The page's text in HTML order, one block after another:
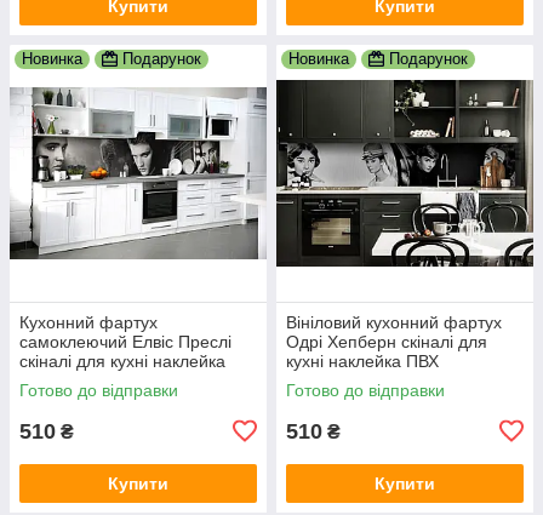
Купити Купити
Новинка Подарунок
Кухонний фартух
самоклеючий Елвіс Преслі
скіналі для кухні наклейка
ПВХ ретро співаки сірий
600х2000 мм
Готово до відправки
510 ₴
Купити
Новинка Подарунок
Вініловий кухонний фартух
Одрі Хепберн скіналі для
кухні наклейка ПВХ
персонажі ретро Чорно-білий
600х2000 мм
Готово до відправки
510 ₴
Купити